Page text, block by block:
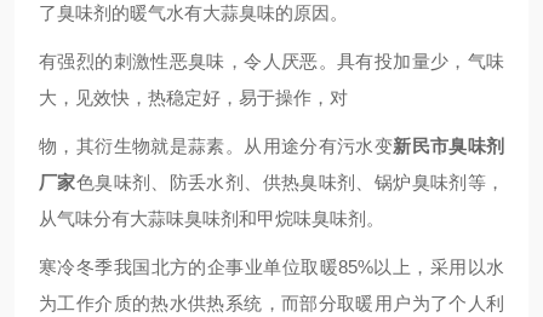
了臭味剂的暖气水有大蒜臭味的原因。
有强烈的刺激性恶臭味，令人厌恶。具有投加量少，气味
大，见效快，热稳定好，易于操作，对
物，其衍生物就是蒜素。从用途分有污水变新民市臭味剂
厂家色臭味剂、防丢水剂、供热臭味剂、锅炉臭味剂等，
从气味分有大蒜味臭味剂和甲烷味臭味剂。
寒冷冬季我国北方的企事业单位取暖85%以上，采用以水
为工作介质的热水供热系统，而部分取暖用户为了个人利